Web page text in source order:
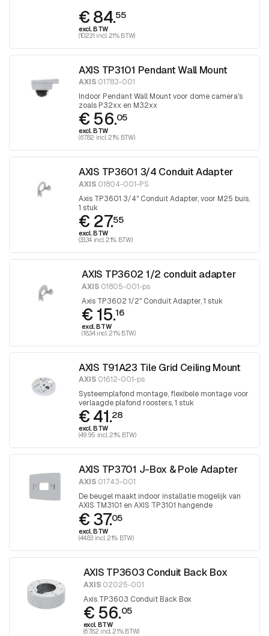
€ 84.55
excl. BTW
(102.31 incl. 21% BTW)
AXIS TP3101 Pendant Wall Mount
AXIS 01783-001
Indoor Pendant Wall Mount voor dome camera's
zoals P32xx en M32xx
€ 56.05
excl. BTW
(67.82 incl. 21% BTW)
AXIS TP3601 3/4 Conduit Adapter
AXIS 01804-001-PS
Axis TP3601 3/4" Conduit Adapter, voor M25 buis,
1 stuk
€ 27.55
excl. BTW
(33.34 incl. 21% BTW)
AXIS TP3602 1/2 conduit adapter
AXIS 01805-001-ps
Axis TP3602 1/2" Conduit Adapter, 1 stuk
€ 15.16
excl. BTW
(18.34 incl. 21% BTW)
AXIS T91A23 Tile Grid Ceiling Mount
AXIS 01612-001-ps
Systeemplafond montage, flexibele montage voor
verlaagde plafond roosters, 1 stuk
€ 41.28
excl. BTW
(49.95 incl. 21% BTW)
AXIS TP3701 J-Box & Pole Adapter
AXIS 01743-001
De beugel maakt indoor installatie mogelijk van
AXIS TM3101 en AXIS TP3101 hangende
muurbeugels op aansluitdozen of palen.
€ 37.05
excl. BTW
(44.83 incl. 21% BTW)
AXIS TP3603 Conduit Back Box
AXIS02025-001
Axis TP3603 Conduit Back Box
€ 56.05
excl. BTW
(67.82 incl. 21% BTW)